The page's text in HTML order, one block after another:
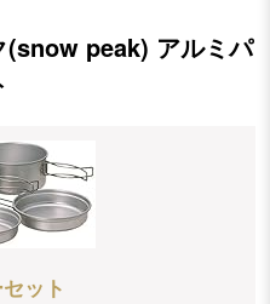
(snow peak) アルミパ
ット